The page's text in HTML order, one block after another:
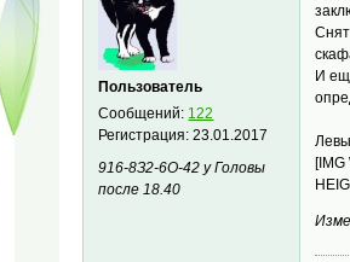
Пользователь
Сообщений: 122
Регистрация:23.01.2017
916-8З2-6О-42 у Головы
после 18.40
И
[IMG